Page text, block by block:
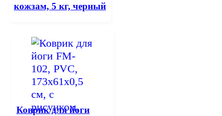
кожзам, 5 кг, черный
Коврик для йоги